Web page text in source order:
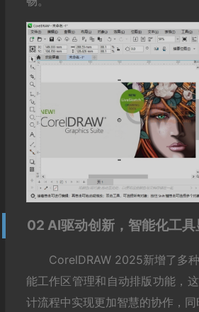
02 AI驱动创新，智能化工具
CorelDRAW 2025新增了多
能工作区管理和自动排版功能，
计流程中实现更加智慧的协作，同